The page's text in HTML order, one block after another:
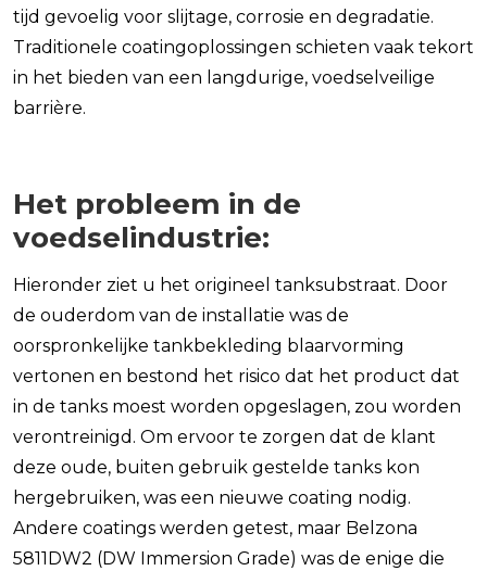
tijd gevoelig voor slijtage, corrosie en degradatie.
Traditionele coatingoplossingen schieten vaak tekort
in het bieden van een langdurige, voedselveilige
barrière.
Het probleem in de
voedselindustrie:
Hieronder ziet u het origineel tanksubstraat. Door
de ouderdom van de installatie was de
oorspronkelijke tankbekleding blaarvorming
vertonen en bestond het risico dat het product dat
in de tanks moest worden opgeslagen, zou worden
verontreinigd. Om ervoor te zorgen dat de klant
deze oude, buiten gebruik gestelde tanks kon
hergebruiken, was een nieuwe coating nodig.
Andere coatings werden getest, maar Belzona
5811DW2 (DW Immersion Grade) was de enige die